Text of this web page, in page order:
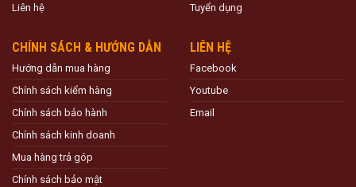
Liên hệ
Tuyển dụng
CHÍNH SÁCH & HƯỚNG DẪN
Hướng dẫn mua hàng
Chính sách kiểm hàng
Chính sách bảo hành
Chính sách kinh doanh
Mua hàng trả góp
Chính sách bảo mật
LIÊN HỆ
Facebook
Youtube
Email